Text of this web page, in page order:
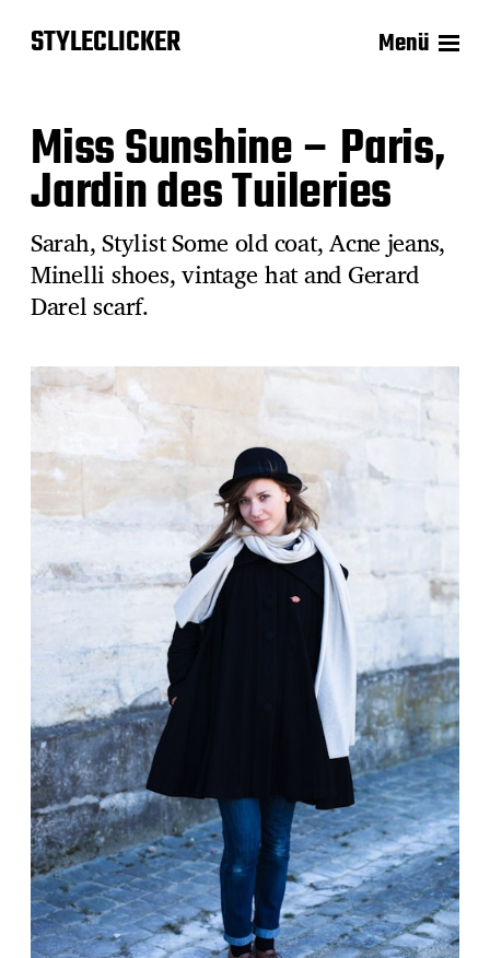
STYLECLICKER Menü
Miss Sunshine – Paris,
Jardin des Tuileries
Sarah, Stylist Some old coat, Acne jeans,
Minelli shoes, vintage hat and Gerard
Darel scarf.